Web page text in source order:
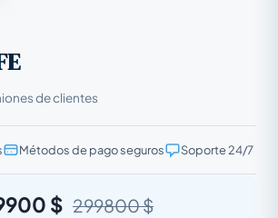
de clientes
Métodos de pago seguros Soporte 24/7
$ 299800 $